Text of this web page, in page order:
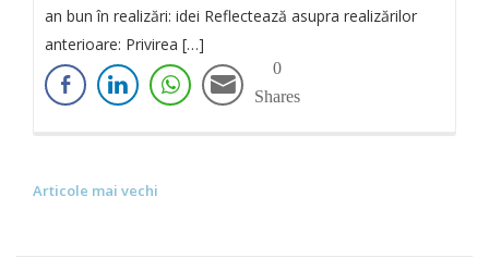
an bun în realizări: idei Reflectează asupra realizărilor
anterioare: Privirea […]
0
Shares
Articole mai vechi